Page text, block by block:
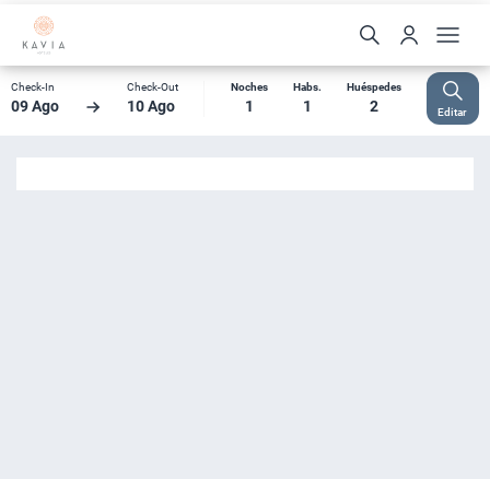
Check-In
09 Ago
Check-Out
10 Ago
Noches
1
Habs.
1
Huéspedes
2 Editar